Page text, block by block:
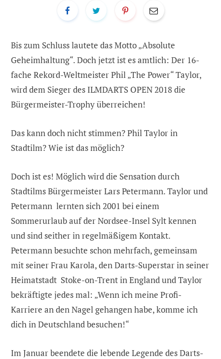
Bis zum Schluss lautete das Motto „Absolute
Geheimhaltung“. Doch jetzt ist es amtlich: Der 16-
fache Rekord-Weltmeister Phil „The Power“ Taylor,
wird dem Sieger des ILMDARTS OPEN 2018 die
Bürgermeister-Trophy überreichen!
Das kann doch nicht stimmen? Phil Taylor in
Stadtilm? Wie ist das möglich?
Doch ist es! Möglich wird die Sensation durch
Stadtilms Bürgermeister Lars Petermann. Taylor und
Petermann lernten sich 2001 bei einem
Sommerurlaub auf der Nordsee-Insel Sylt kennen
und sind seither in regelmäßigem Kontakt.
Petermann besuchte schon mehrfach, gemeinsam
mit seiner Frau Karola, den Darts-Superstar in seiner
Heimatstadt Stoke-on-Trent in England und Taylor
bekräftigte jedes mal: „Wenn ich meine Profi-
Karriere an den Nagel gehangen habe, komme ich
dich in Deutschland besuchen!“
Im Januar beendete die lebende Legende des Darts-